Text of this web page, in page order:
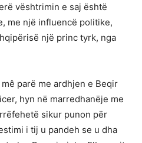
vështrimin e saj është
me një influencë politike,
një princ tyrk, nga
parë me ardhjen e Beqir
hyn në marredhanëje me
sikur punon për
i tij u pandeh se u dha